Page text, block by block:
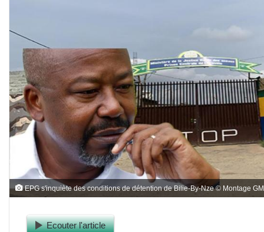
EPG s'inquiète des conditions de détention de Bilie-By-Nze © Montage
Ecouter l'article